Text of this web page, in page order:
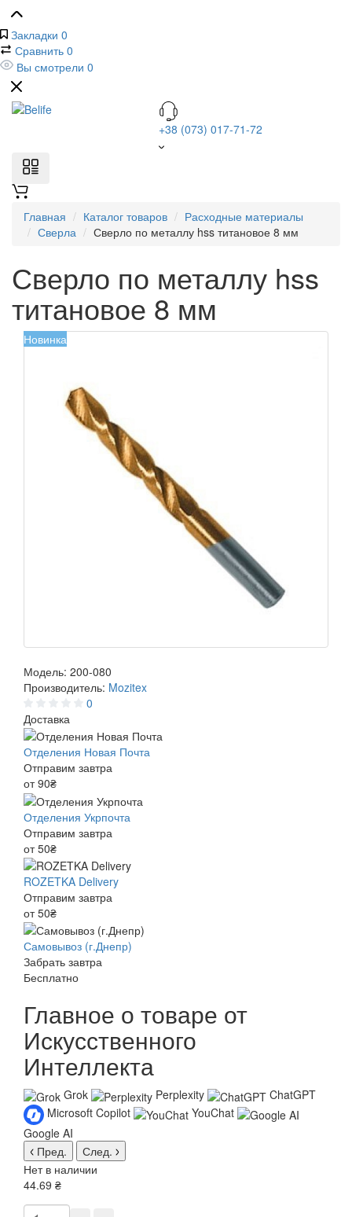
Закладки 0
Сравнить 0
Вы смотрели 0
+38 (073) 017-71-72
Главная Каталог товаров
Расходные материалы
Сверла
Сверло по металлу hss титановое 8 мм
Сверло по металлу hss
титановое 8 мм
Новинка
Модель: 200-080
Производитель: Mozitex
0
Доставка
Отделения Новая Почта
Отправим завтра
от 90₴
Отделения Укрпочта
Отправим завтра
от 50₴
ROZETKA Delivery
Отправим завтра
от 50₴
Самовывоз (г.Днепр)
Забрать завтра
Бесплатно
Главное о товаре от
Искусственного
Интеллекта
Grok Perplexity
ChatGPT
Microsoft Copilot
YouChat
Google AI
Пред.
След.
Нет в наличии
44.69 ₴